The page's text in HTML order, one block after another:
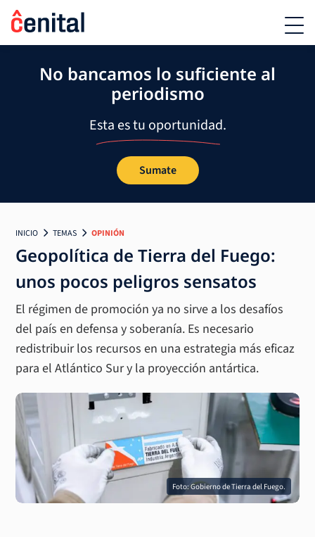
No bancamos lo suficiente al
periodismo
Esta es tu oportunidad.
Sumate
INICIO TEMAS OPINIÓN
Geopolítica de Tierra del Fuego:
unos pocos peligros sensatos
El régimen de promoción ya no sirve a los desafíos
del país en defensa y soberanía. Es necesario
redistribuir los recursos en una estrategia más eficaz
para el Atlántico Sur y la proyección antártica.
Foto: Gobierno de Tierra del Fuego.